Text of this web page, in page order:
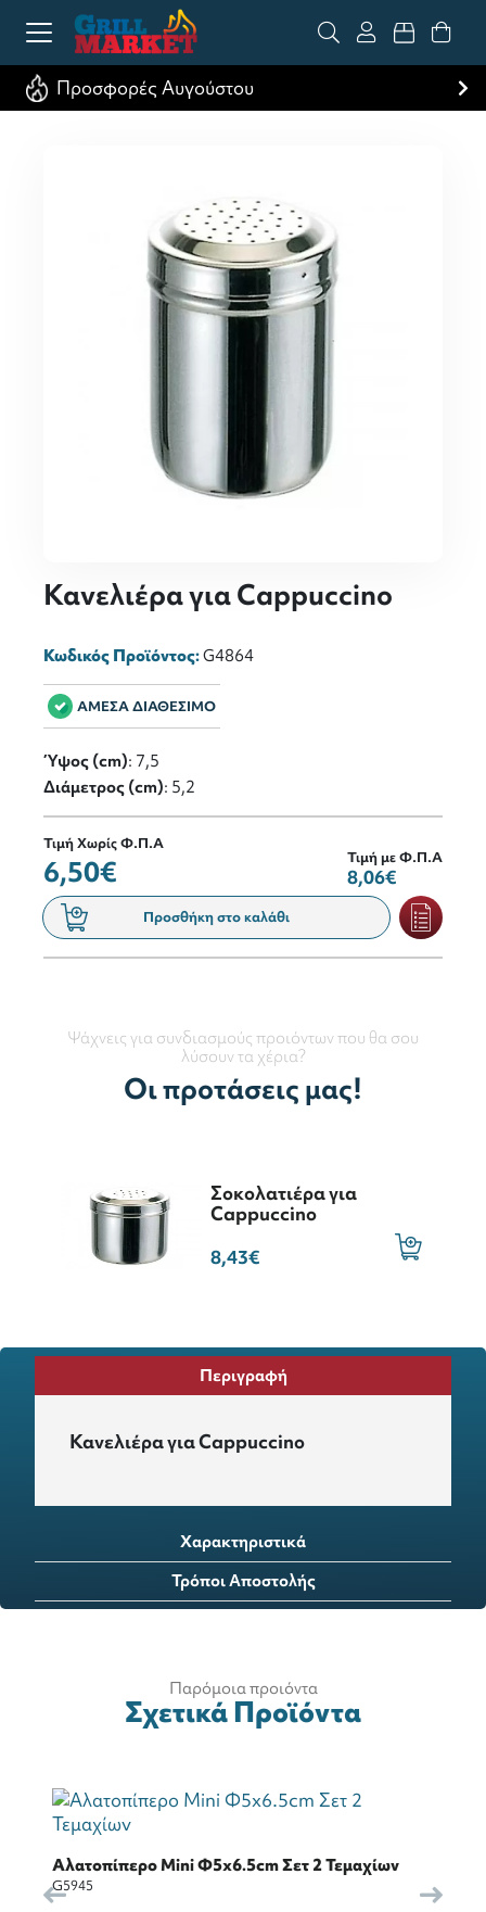
Προσφορές Αυγούστου
Κανελιέρα για Cappuccino
Κωδικός Προϊόντος:G4864
ΑΜΕΣΑ ΔΙΑΘΕΣΙΜΟ
Ύψος (cm): 7,5
Διάμετρος (cm): 5,2
Τιμή Χωρίς Φ.Π.Α
6,50€ Τιμή με Φ.Π.Α
8,06€
Προσθήκη στο καλάθι
Ψάχνεις για συνδιασμούς προιόντων που θα σου
λύσουν τα χέρια?
Οι προτάσεις μας!
Σοκολατιέρα για
Cappuccino
8,43€
Περιγραφή
Κανελιέρα για Cappuccino
Χαρακτηριστικά
Τρόποι Αποστολής
Παρόμοια προιόντα
Σχετικά Προϊόντα
Αλατοπίπερο Mini Φ5x6.5cm Σετ 2 Τεμαχίων
G5945